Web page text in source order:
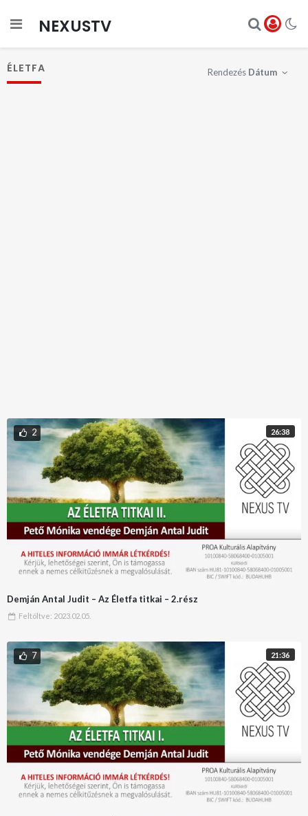
NEXUSTV
ÉLETFA Rendezés Dátum
26:38
2
Demján Antal Judit – Az Életfa titkai – 2.rész
Feltöltve: 2023.02.05.
21:36
7